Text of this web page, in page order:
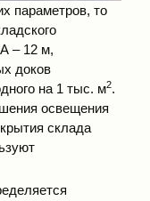
параметров, то
– 12 м,
доков
на 1 тыс. м2.
освещения
склада